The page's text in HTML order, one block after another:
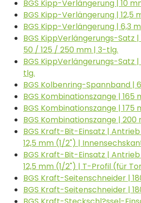
BGS Kipp-Verlängerung | 10
BGS Kipp-Verlängerung | 12,5
BGS Kipp-Verlängerung | 6,3
BGS KippVerlängerungs-Satz |
50 / 125 / 250 mm | 3-tlg.
BGS KippVerlängerungs-Satz
tlg.
BGS Kolbenring-Spannband |
BGS Kombinationszange | 165
BGS Kombinationszange | 175
BGS Kombinationszange | 200
BGS Kraft-Bit-Einsatz |
12,5 mm (1/2") |
BGS Kraft-Bit-Einsatz |
12,5 mm (1/2") | T-Profil (für
BGS Kraft-Seitenschneider |
BGS Kraft-Seitenschneider |